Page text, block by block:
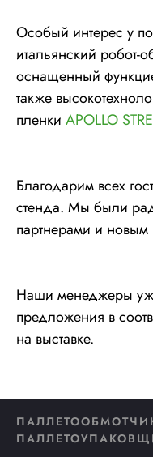
Особый интерес у
итальянский робот-
оснащенный
также
пленки APOLLO
Благодарим всех
стенда. Мы были
партнерами и новым
Наши менеджеры
предложения в
на выставке.